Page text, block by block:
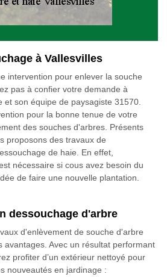
à Vallesvilles
intervention pour enlever la souche
pas à confier votre demande à
et son équipe de paysagiste 31570.
pour la bonne tenue de votre
des souches d'arbres. Présents
proposons des travaux de
de haie. En effet,
nécessaire si cous avez besoin du
de faire une nouvelle plantation.
dessouchage d'arbre
d'enlèvement de souche d'arbre
avantages. Avec un résultat performant
profiter d’un extérieur nettoyé pour
nouveautés en jardinage :